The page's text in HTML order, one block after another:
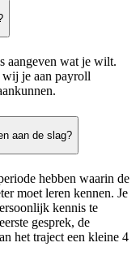
aangeven wat je wilt.
wij je aan payroll
aan de slag?
hebben waarin de
moet leren kennen. Je
kennis te
gesprek, de
het traject een kleine 4